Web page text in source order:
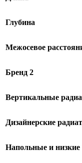
Глубина
Межосевое
Бренд 2
Вертикальные
Дизайнерские
Напольные и